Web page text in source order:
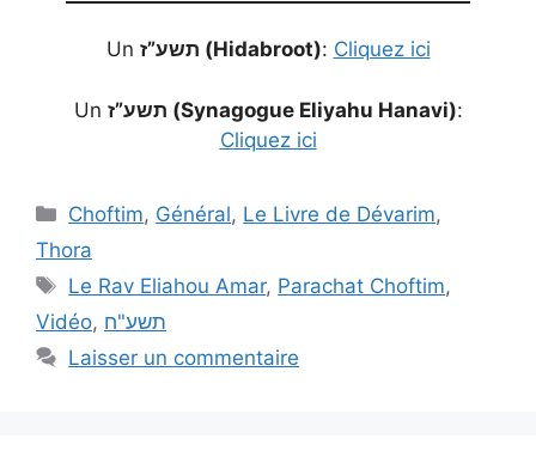
Un תשע”ז (Hidabroot): Cliquez ici
Un תשע”ז (Synagogue Eliyahu Hanavi):
Cliquez ici
Choftim, Général, Le Livre de Dévarim,
Thora
Le Rav Eliahou Amar, Parachat Choftim,
Vidéo, תשע"ח
Laisser un commentaire